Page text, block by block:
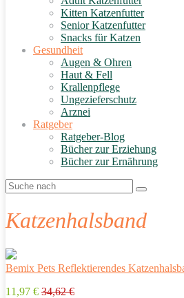
Kitten Katzenfutter
Senior Katzenfutter
Snacks für Katzen
Gesundheit
Augen & Ohren
Haut & Fell
Krallenpflege
Ungezieferschutz
Arznei
Ratgeber
Ratgeber-Blog
Bücher zur Erziehung
Bücher zur Ernährung
Katzenhalsband
Bemix Pets Reflektierendes
11,97 € 34,62 €